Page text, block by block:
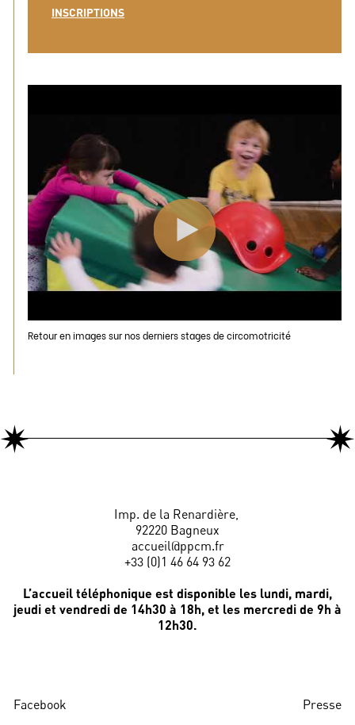
INSCRIPTIONS
Retour en images sur nos derniers stages de circomotricité
Imp. de la Renardière,
92220 Bagneux
accueil@ppcm.fr
+33 (0)1 46 64 93 62
L’accueil téléphonique est disponible les lundi, mardi,
jeudi et vendredi de 14h30 à 18h, et les mercredi de 9h à
12h30.
Facebook
Presse